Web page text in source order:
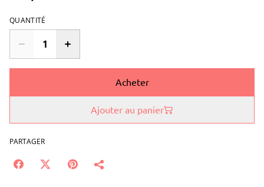
QUANTITÉ
Acheter
Ajouter au panier
PARTAGER